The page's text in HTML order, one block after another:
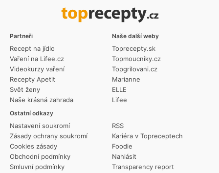
Partneři
Recept na jídlo
Vaření na Lifee.cz
Videokurzy vaření
Recepty Apetit
Svět ženy
Naše krásná zahrada
Ostatní odkazy
Nastavení soukromí
Zásady ochrany soukromí
Cookies zásady
Obchodní podmínky
Smluvní podmínky
RSS
Kariéra v Topreceptech
Foodie
Nahlásit
Transparency report
Naše další weby
Toprecepty.sk
Topmoucniky.cz
Topgrilovani.cz
Marianne
ELLE
Lifee